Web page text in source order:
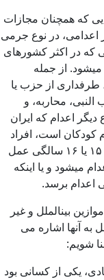
که همچنان مجازات
اعدامی، در نوع جرمی
که در اکثر کشورهای
از جمله
طرفداری از حزب یا
محاربه، و
اعدام که ایران
کودکان است، افراد
زیر هیجده سال، بطوری که اگر کودکی در سن ۱۵ یا ۱۶ سالگی عمل
می­شود و یا اینکه
اعدام برسد.
بین­الملل و غیر
آنها اشاره می
شویم:
یکی از کسانی بود